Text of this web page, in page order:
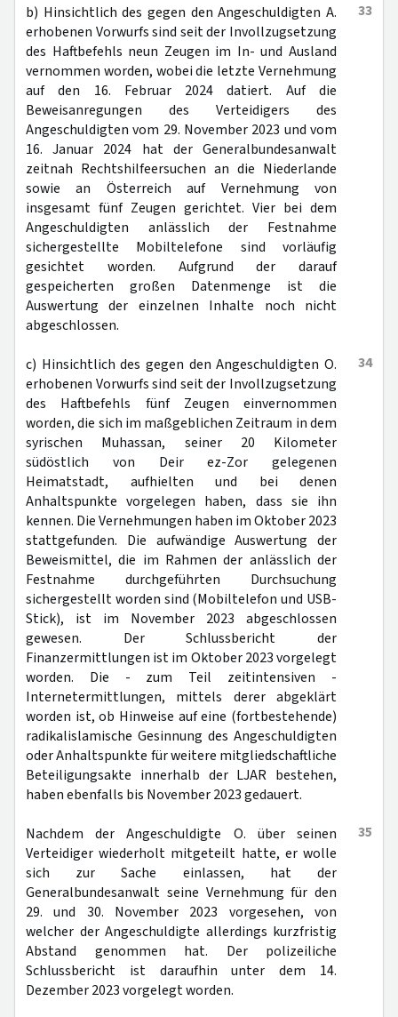
33
b) Hinsichtlich des gegen den Angeschuldigten A.
erhobenen Vorwurfs sind seit der Invollzugsetzung
des Haftbefehls neun Zeugen im In- und Ausland
vernommen worden, wobei die letzte Vernehmung
auf den 16. Februar 2024 datiert. Auf die
Beweisanregungen des Verteidigers des
Angeschuldigten vom 29. November 2023 und vom
16. Januar 2024 hat der Generalbundesanwalt
zeitnah Rechtshilfeersuchen an die Niederlande
sowie an Österreich auf Vernehmung von
insgesamt fünf Zeugen gerichtet. Vier bei dem
Angeschuldigten anlässlich der Festnahme
sichergestellte Mobiltelefone sind vorläufig
gesichtet worden. Aufgrund der darauf
gespeicherten großen Datenmenge ist die
Auswertung der einzelnen Inhalte noch nicht
abgeschlossen.
34
c) Hinsichtlich des gegen den Angeschuldigten O.
erhobenen Vorwurfs sind seit der Invollzugsetzung
des Haftbefehls fünf Zeugen einvernommen
worden, die sich im maßgeblichen Zeitraum in dem
syrischen Muhassan, seiner 20 Kilometer
südöstlich von Deir ez-Zor gelegenen
Heimatstadt, aufhielten und bei denen
Anhaltspunkte vorgelegen haben, dass sie ihn
kennen. Die Vernehmungen haben im Oktober 2023
stattgefunden. Die aufwändige Auswertung der
Beweismittel, die im Rahmen der anlässlich der
Festnahme durchgeführten Durchsuchung
sichergestellt worden sind (Mobiltelefon und USB-
Stick), ist im November 2023 abgeschlossen
gewesen. Der Schlussbericht der
Finanzermittlungen ist im Oktober 2023 vorgelegt
worden. Die - zum Teil zeitintensiven -
Internetermittlungen, mittels derer abgeklärt
worden ist, ob Hinweise auf eine (fortbestehende)
radikalislamische Gesinnung des Angeschuldigten
oder Anhaltspunkte für weitere mitgliedschaftliche
Beteiligungsakte innerhalb der LJAR bestehen,
haben ebenfalls bis November 2023 gedauert.
35
Nachdem der Angeschuldigte O. über seinen
Verteidiger wiederholt mitgeteilt hatte, er wolle
sich zur Sache einlassen, hat der
Generalbundesanwalt seine Vernehmung für den
29. und 30. November 2023 vorgesehen, von
welcher der Angeschuldigte allerdings kurzfristig
Abstand genommen hat. Der polizeiliche
Schlussbericht ist daraufhin unter dem 14.
Dezember 2023 vorgelegt worden.